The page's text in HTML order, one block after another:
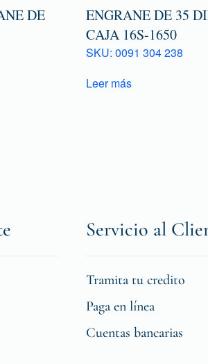
DE
ENGRANE DE 35
CAJA 16S-1650
SKU: 0091 304 238
Leer más
Servicio al
Tramita tu credito
Paga en línea
Cuentas bancarias